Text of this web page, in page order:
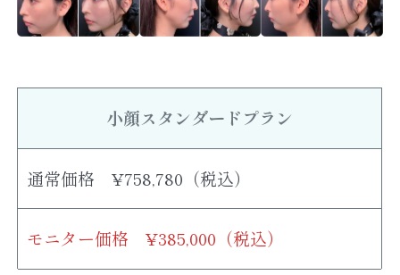
小顔スタンダードプラン
通常価格 ¥758,780（税込）
モニター価格 ¥385,000（税込）